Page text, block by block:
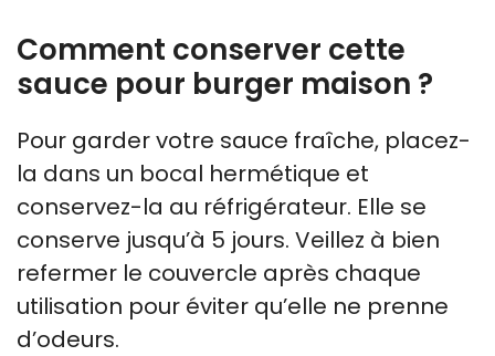
Comment conserver cette
sauce pour burger maison ?
Pour garder votre sauce fraîche, placez-
la dans un bocal hermétique et
conservez-la au réfrigérateur. Elle se
conserve jusqu’à 5 jours. Veillez à bien
refermer le couvercle après chaque
utilisation pour éviter qu’elle ne prenne
d’odeurs.